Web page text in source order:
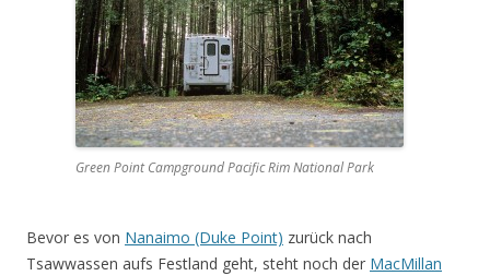
Green Point Campground Pacific Rim National Park
Bevor es von Nanaimo (Duke Point) zurück nach
Tsawwassen aufs Festland geht, steht noch der MacMillan